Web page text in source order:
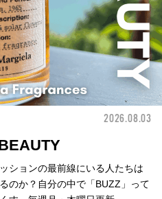
2026.08.03
ションの最前線にいる人たちは
のか？自分の中で「BUZZ」って